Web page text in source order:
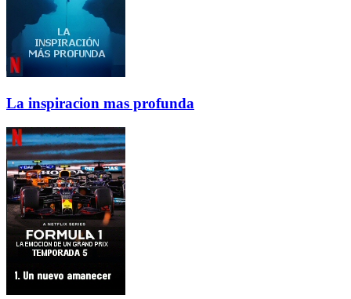
La inspiracion mas profunda